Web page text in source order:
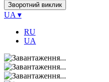
Зворотний виклик
UA ▾
RU
UA